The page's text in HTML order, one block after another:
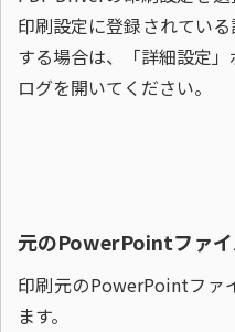
印刷設定に登録されてい
する場合は、「詳細設定
ログを開いてください。
元のPowerPointファイ
印刷元のPowerPointファ
ます。